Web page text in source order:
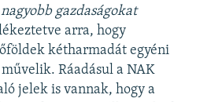
gazdaságokat
arra, hogy
kétharmadát egyéni
Ráadásul a NAK
jelek is vannak, hogy a